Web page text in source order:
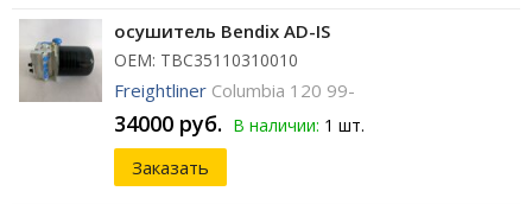
осушитель Bendix AD-IS
ОЕМ: TBC35110310010
Freightliner Columbia 120 99-
34000 руб. В наличии: 1 шт.
Заказать